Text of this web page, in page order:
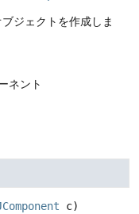
ジェクトを作成しま
ネント
c)